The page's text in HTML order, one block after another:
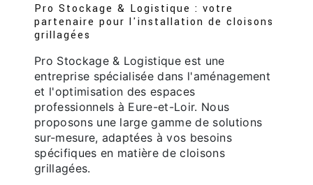
Pro Stockage & Logistique : votre
partenaire pour l'installation de cloisons
grillagées
Pro Stockage & Logistique est une
entreprise spécialisée dans l'aménagement
et l'optimisation des espaces
professionnels à Eure-et-Loir. Nous
proposons une large gamme de solutions
sur-mesure, adaptées à vos besoins
spécifiques en matière de cloisons
grillagées.